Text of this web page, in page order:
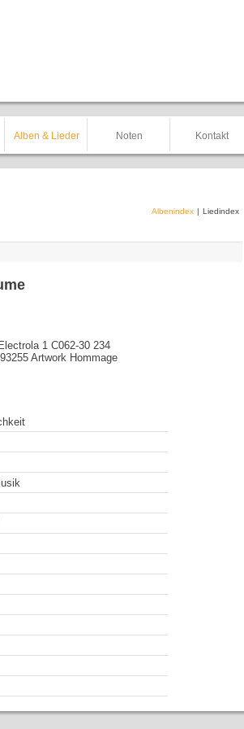
Alben & Lieder Noten Kontakt
Albenindex | Liedindex
1 C062-30 234
Artwork Hommage